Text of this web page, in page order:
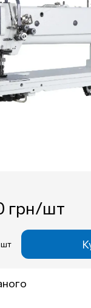
грн/шт
шт